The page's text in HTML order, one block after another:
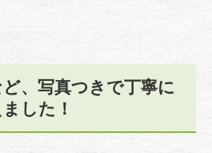
、写真つきで丁寧に
した！